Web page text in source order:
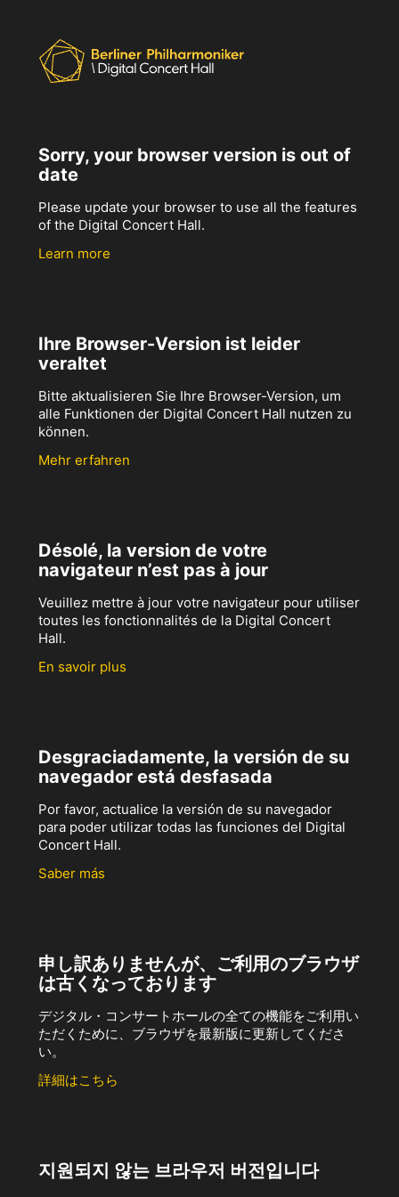
Sorry, your browser version is out of
date
Please update your browser to use all the features
of the Digital Concert Hall.
Learn more
Ihre Browser-Version ist leider
veraltet
Bitte aktualisieren Sie Ihre Browser-Version, um
alle Funktionen der Digital Concert Hall nutzen zu
können.
Mehr erfahren
Désolé, la version de votre
navigateur n’est pas à jour
Veuillez mettre à jour votre navigateur pour utiliser
toutes les fonctionnalités de la Digital Concert
Hall.
En savoir plus
Desgraciadamente, la versión de su
navegador está desfasada
Por favor, actualice la versión de su navegador
para poder utilizar todas las funciones del Digital
Concert Hall.
Saber más
申し訳ありませんが、ご利用のブラウザ
は古くなっております
デジタル・コンサートホールの全ての機能をご利用い
ただくために、ブラウザを最新版に更新してくださ
い。
詳細はこちら
지원되지 않는 브라우저 버전입니다